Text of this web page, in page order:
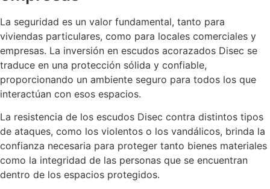
La seguridad es un valor fundamental, tanto para
viviendas particulares, como para locales comerciales y
empresas. La inversión en escudos acorazados Disec se
traduce en una protección sólida y confiable,
proporcionando un ambiente seguro para todos los que
interactúan con esos espacios.
La resistencia de los escudos Disec contra distintos tipos
de ataques, como los violentos o los vandálicos, brinda la
confianza necesaria para proteger tanto bienes materiales
como la integridad de las personas que se encuentran
dentro de los espacios protegidos.